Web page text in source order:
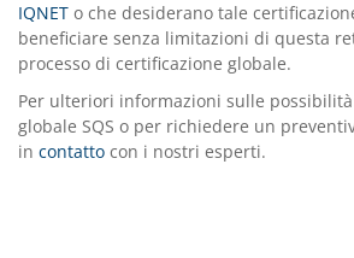
IQNET o che desiderano tale
beneficiare senza limitazioni di questa
processo di certificazione globale.
Per ulteriori informazioni sulle
globale SQS o per richiedere un
in contatto con i nostri esperti.